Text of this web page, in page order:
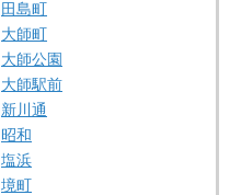
田島町
大師町
大師公園
大師駅前
新川通
昭和
塩浜
境町